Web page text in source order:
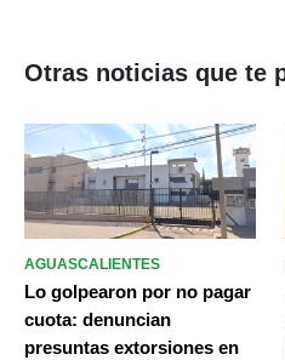
Otras noticias que te
AGUASCALIENTES
Lo golpearon por no pagar
cuota: denuncian
presuntas extorsiones en